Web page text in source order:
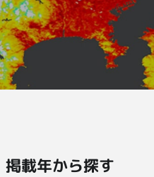
掲載年から探す